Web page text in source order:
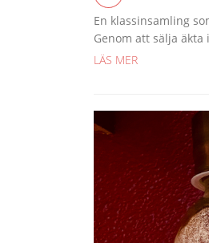
En klassinsamling
Genom att sälja
LÄS MER